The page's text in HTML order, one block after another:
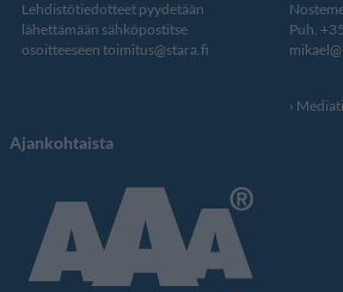
Lehdistötiedotteet pyydetään
lähettämään sähköpostitse
osoitteeseen toimitus@stara.fi
Puh.
Ajankohtaista